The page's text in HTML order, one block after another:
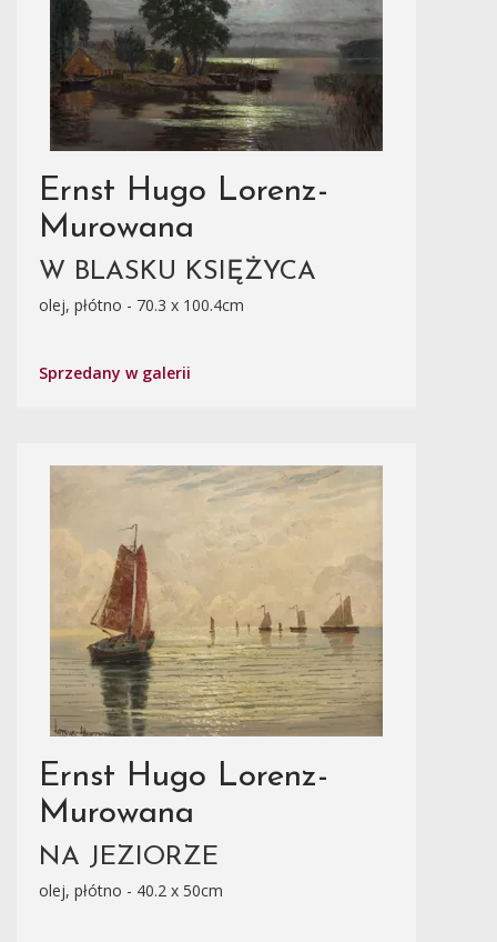
Ernst Hugo Lorenz-
Murowana
W BLASKU KSIĘŻYCA
olej, płótno - 70.3 x 100.4cm
Sprzedany w galerii
Ernst Hugo Lorenz-
Murowana
NA JEZIORZE
olej, płótno - 40.2 x 50cm